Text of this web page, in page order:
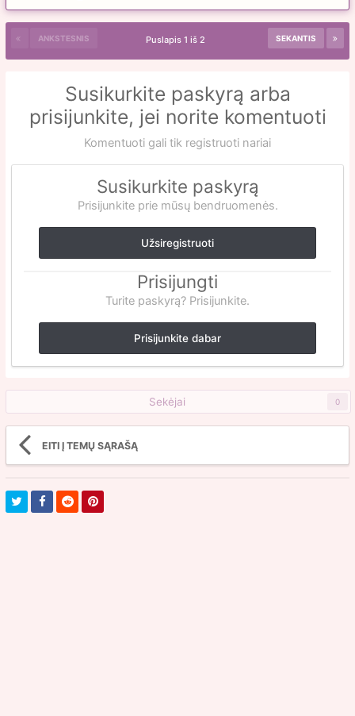
ANKSTESNIS SEKANTIS
Puslapis 1 iš 2
Susikurkite paskyrą arba
prisijunkite, jei norite komentuoti
Komentuoti gali tik registruoti nariai
Susikurkite paskyrą
Prisijunkite prie mūsų bendruomenės.
Užsiregistruoti
Prisijungti
Turite paskyrą? Prisijunkite.
Prisijunkite dabar
Sekėjai 0
EITI Į TEMŲ SĄRAŠĄ